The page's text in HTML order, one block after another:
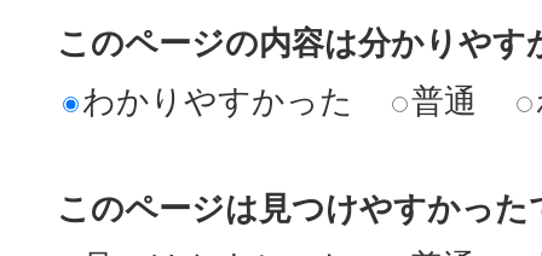
このページの内容は分かりやす
わかりやすかった
普通
このページは見つけやすかった